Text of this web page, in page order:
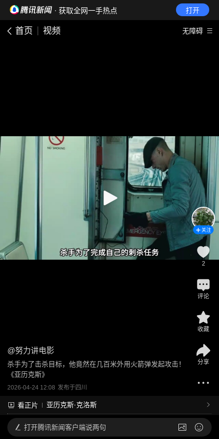
· 获取全网一手热点 打开
首页 视频 无障碍
@努力讲电影
杀手为了击杀目标，他竟然在几百米外用火箭弹发起攻击！
《亚历克斯》
2026-04-24 12:08 发布于四川
看正片 亚历克斯·克洛斯
关注
2
评论
收藏
分享
打开腾讯新闻客户端说两句